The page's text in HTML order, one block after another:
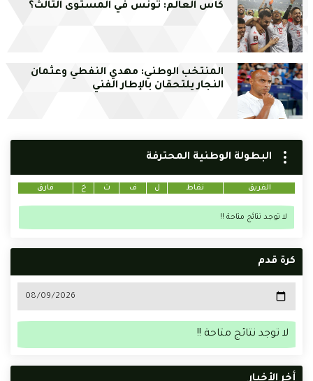
كأس العالم: تونس في المستوى الثالث؟
المنتخب الوطني: مهدي النفطي وعثمان
النجار يلتحقان بالإطار الفني
البطولة الوطنية المحترفة
الفريق نقاط ل ف ت خ فارق
لا توجد نتائج متاحة !!
كرة قدم
لا توجد نتائج متاحة !!